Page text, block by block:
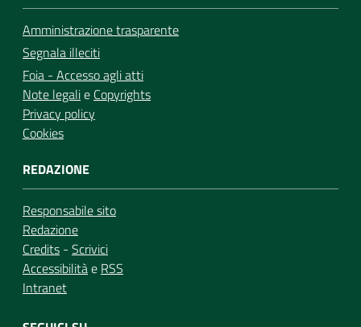
Amministrazione trasparente
Segnala illeciti
Foia - Accesso agli atti
Note legalie Copyrights
Privacy policy
Cookies
REDAZIONE
Responsabile sito
Redazione
Credits - Scrivici
Accessibilitàe RSS
Intranet